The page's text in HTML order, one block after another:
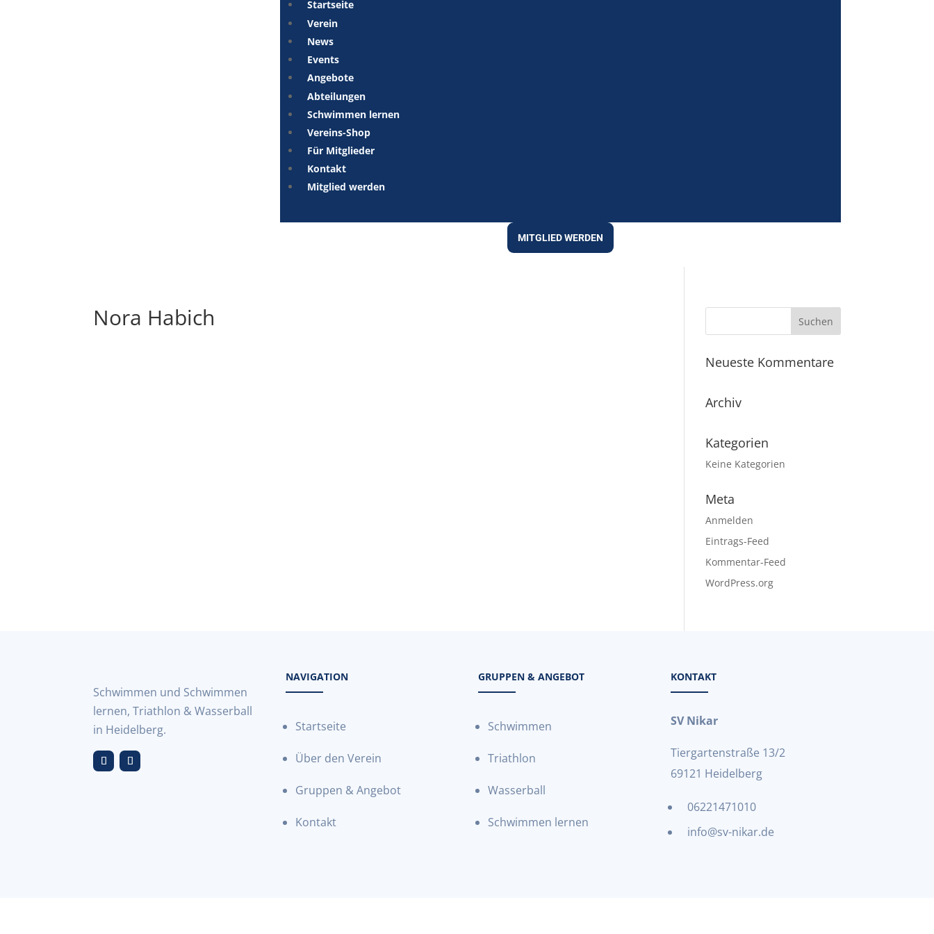
Startseite
Verein
News
Events
Angebote
Abteilungen
Schwimmen lernen
Vereins-Shop
Für Mitglieder
Kontakt
Mitglied werden
MITGLIED WERDEN
Nora Habich
Neueste Kommentare
Archiv
Kategorien
Keine Kategorien
Meta
Anmelden
Eintrags-Feed
Kommentar-Feed
WordPress.org
Schwimmen und Schwimmen
lernen, Triathlon & Wasserball
in Heidelberg.
NAVIGATION
Startseite
Über den Verein
Gruppen & Angebot
Kontakt
GRUPPEN & ANGEBOT
Schwimmen
Triathlon
Wasserball
Schwimmen lernen
KONTAKT
SV Nikar
Tiergartenstraße 13/2
69121 Heidelberg
06221471010
info@sv-nikar.de